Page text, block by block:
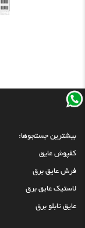
بیشترین جستجوها:
کفپوش عایق
فرش عایق برق
لاستیک عایق برق
عایق تابلو برق